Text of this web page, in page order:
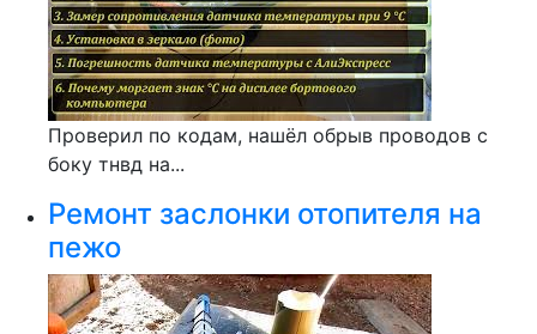
Проверил по кодам, нашёл обрыв проводов с
боку тнвд на...
Ремонт заслонки отопителя на
пежо